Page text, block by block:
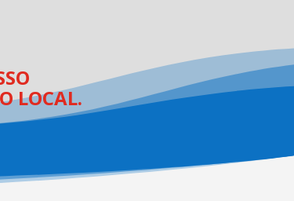
LOCAL.